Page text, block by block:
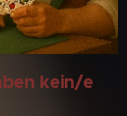
kein/e